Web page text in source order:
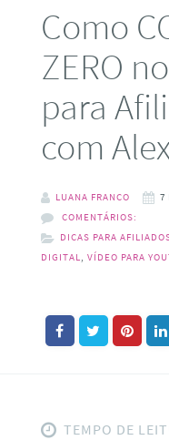
Como
ZERO
para
com
LUANA FRANCO
7
COMENTÁRIOS:
DICAS PARA
DIGITAL, VÍDEO PARA
TEMPO DE